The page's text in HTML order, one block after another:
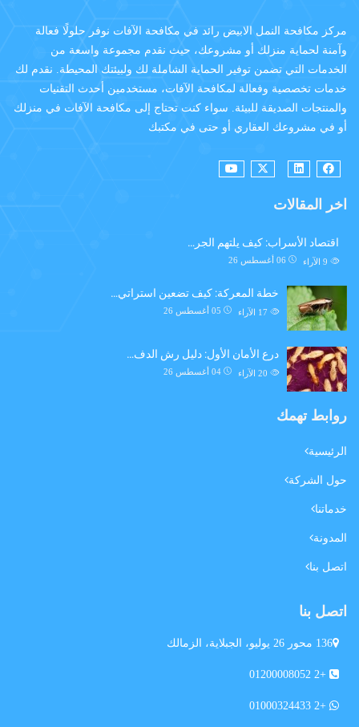
مركز مكافحة النمل الابيض رائد في مكافحة الآفات نوفر حلولًا فعالة
وآمنة لحماية منزلك أو مشروعك، حيث نقدم مجموعة واسعة من
الخدمات التي تضمن توفير الحماية الشاملة لك ولبيئتك المحيطة. نقدم لك
خدمات تخصصية وفعالة لمكافحة الآفات، مستخدمين أحدث التقنيات
والمنتجات الصديقة للبيئة. سواء كنت تحتاج إلى مكافحة الآفات في منزلك
أو في مشروعك العقاري أو حتى في مكتبك
اخر المقالات
اقتصاد الأسراب: كيف يلتهم الجر…
06 أغسطس 26 الآراء
خطة المعركة: كيف تضعين استراتي…
05 أغسطس 26 الآراء
درع الأمان الأول: دليل رش الدف…
04 أغسطس 26 الآراء
روابط تهمك
الرئيسية
حول الشركة
خدماتنا
المدونة
اتصل بنا
اتصل بنا
136 محور 26 يوليو، الجبلاية، الزمالك
+2 01200008052
+2 01000324433